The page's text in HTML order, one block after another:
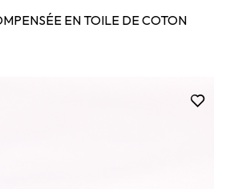
EN TOILE DE COTON